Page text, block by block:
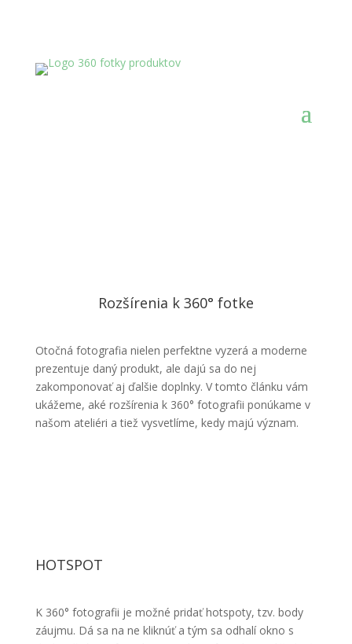
Rozšírenia k 360° fotke
Otočná fotografia nielen perfektne vyzerá a moderne
prezentuje daný produkt, ale dajú sa do nej
zakomponovať aj ďalšie doplnky. V tomto článku vám
ukážeme, aké rozšírenia k 360° fotografii ponúkame v
našom ateliéri a tiež vysvetlíme, kedy majú význam.
HOTSPOT
K 360° fotografii je možné pridať hotspoty, tzv. body
záujmu. Dá sa na ne kliknúť a tým sa odhalí okno s